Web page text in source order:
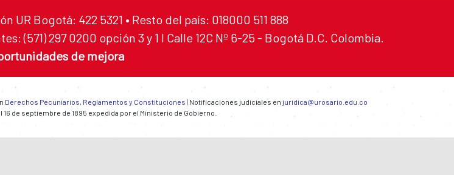
UR Bogotá: 422 5321 • Resto del país: 018000 511 888
(571) 297 0200 opción 3 y 1 I Calle 12C Nº 6-25 - Bogotá D.C. Colombia.
de mejora
Derechos Pecuniarios, Reglamentos y Constituciones | Notificaciones judiciales en juridica@urosario.edu.co
de septiembre de 1895 expedida por el Ministerio de Gobierno.